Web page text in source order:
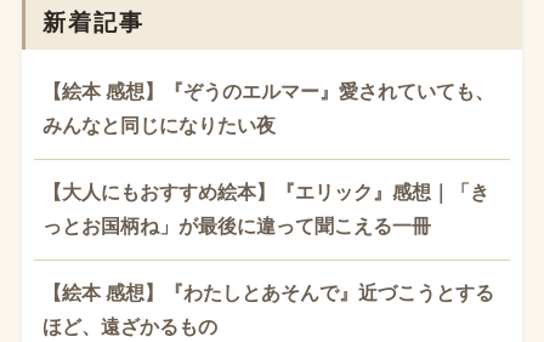
新着記事
【絵本 感想】『ぞうのエルマー』愛されていても、
みんなと同じになりたい夜
【大人にもおすすめ絵本】『エリック』感想｜「き
っとお国柄ね」が最後に違って聞こえる一冊
【絵本 感想】『わたしとあそんで』近づこうとする
ほど、遠ざかるもの